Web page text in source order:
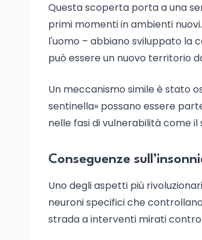
Questa scoperta porta a una
primi momenti in ambienti
l'uomo – abbiano sviluppato la
può essere un nuovo territorio
Un meccanismo simile è stato
sentinella» possano essere
nelle fasi di vulnerabilità come il
Conseguenze
Uno degli aspetti più
neuroni specifici che
strada a interventi mirati